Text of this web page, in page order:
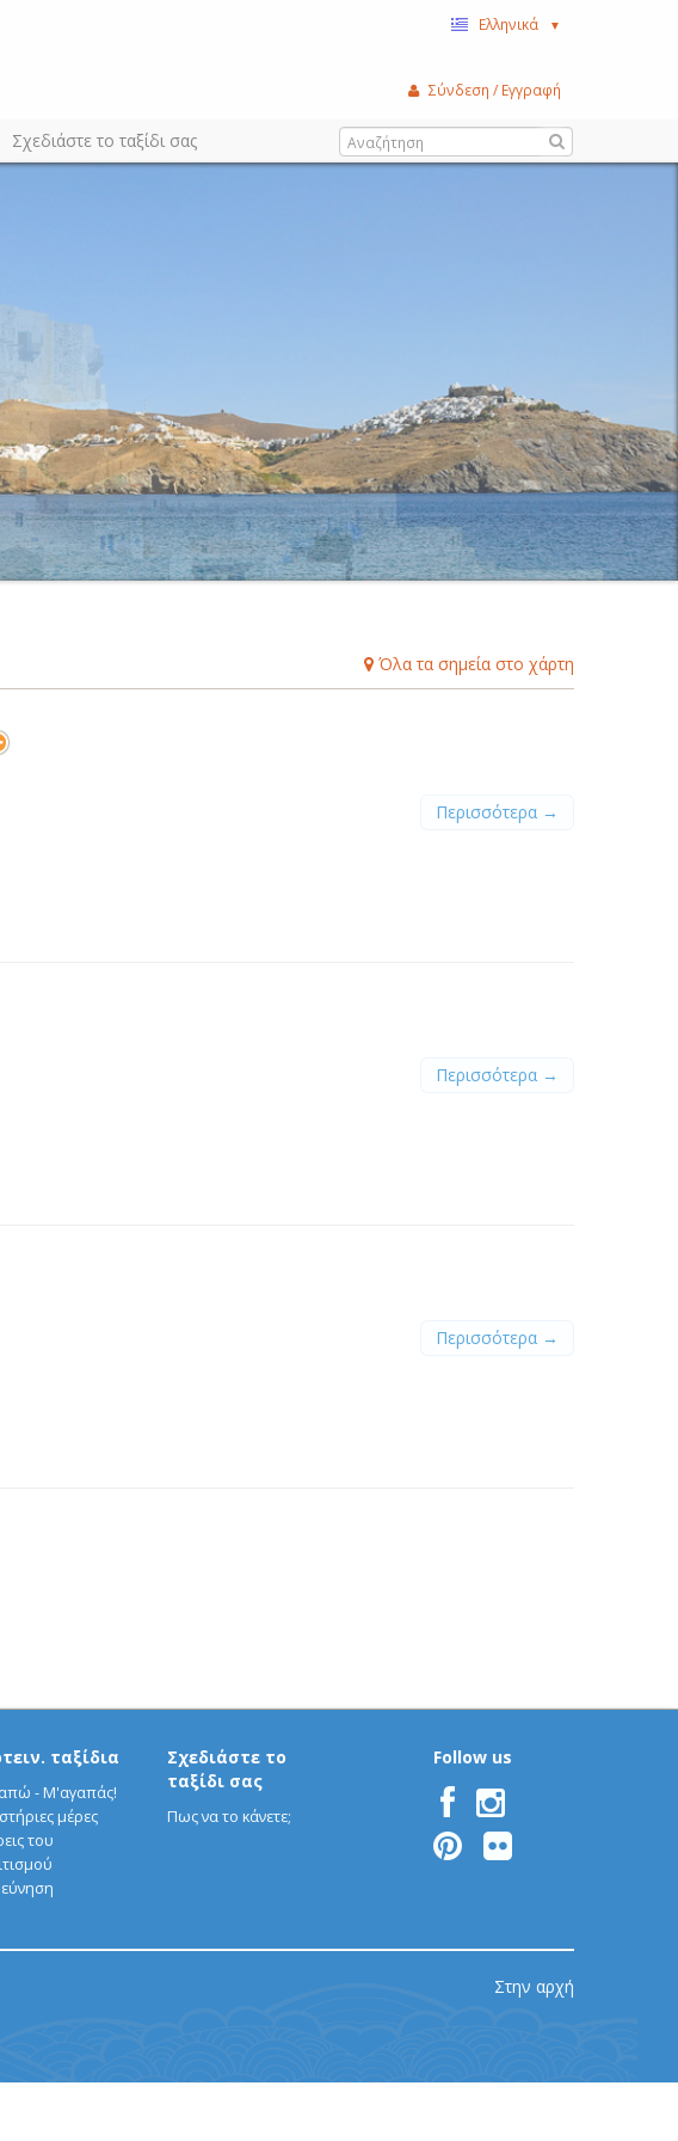
Ελληνικά ▼
Σχεδιάστε το ταξίδι σας
Σύνδεση / Εγγραφή
Όλα τα σημεία στο χάρτη
Περισσότερα →
Περισσότερα →
Περισσότερα →
ταξίδια
- Μ'αγαπάς!
μέρες
του
Σχεδιάστε το
ταξίδι σας
Πως να το κάνετε;
Follow us
Στην αρχή